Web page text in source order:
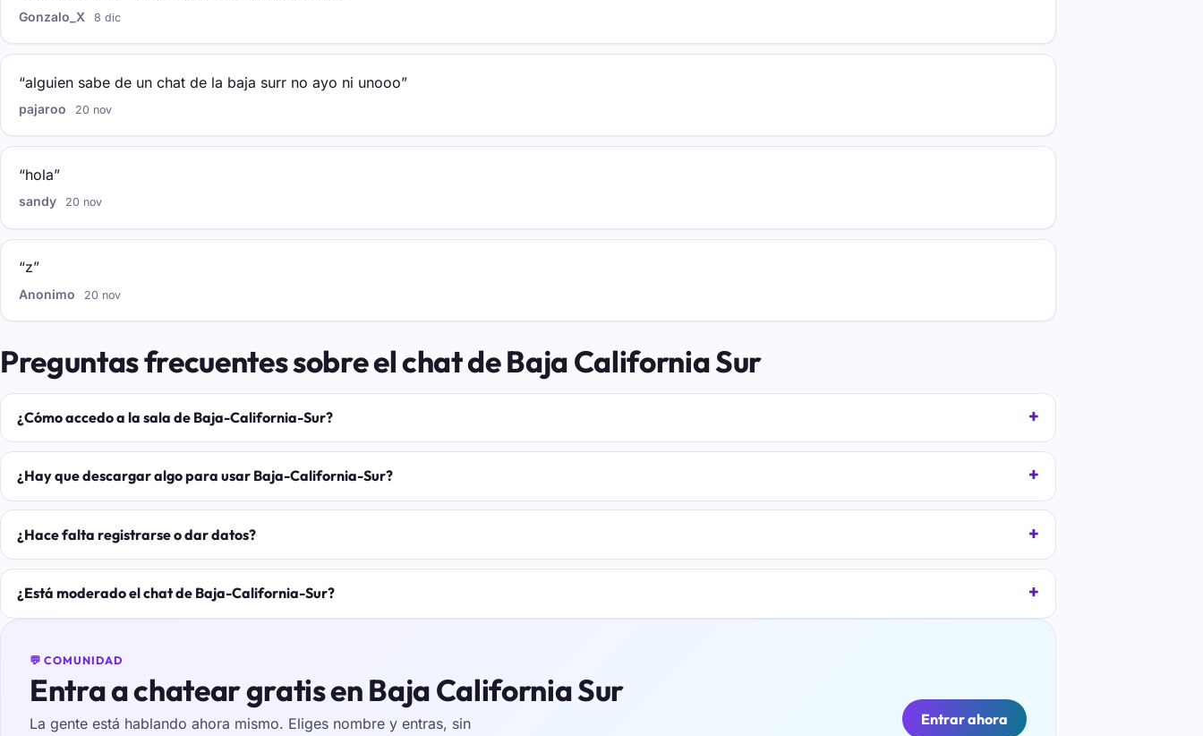
Gonzalo_X 8 dic
“alguien sabe de un chat de la baja surr no ayo ni unooo”
pajaroo 20 nov
“hola”
sandy 20 nov
“z”
Anonimo 20 nov
Preguntas frecuentes sobre el chat de Baja California Sur
¿Cómo accedo a la sala de Baja-California-Sur?
¿Hay que descargar algo para usar Baja-California-Sur?
¿Hace falta registrarse o dar datos?
¿Está moderado el chat de Baja-California-Sur?
💬 COMUNIDAD
Entra a chatear gratis en Baja California Sur
La gente está hablando ahora mismo. Eliges nombre y entras, sin
Entrar ahora